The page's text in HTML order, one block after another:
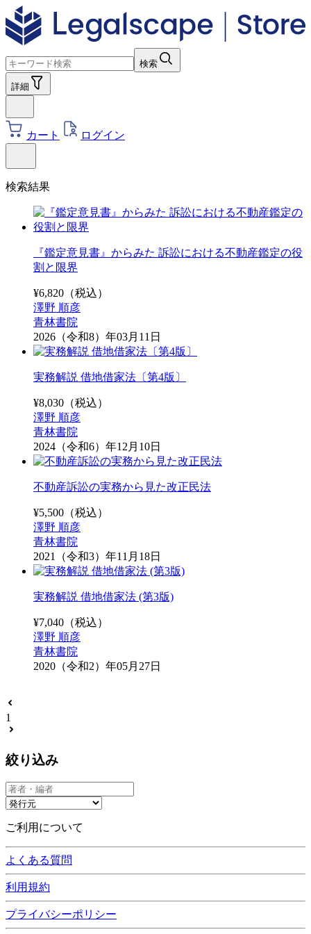
検索
詳細
カート ログイン
検索結果
『鑑定意見書』からみた 訴訟における不動産鑑定の役
割と限界
¥6,820 （税込）
澤野 順彦
青林書院
2026（令和8）年03月11日
実務解説 借地借家法〔第4版〕
¥8,030 （税込）
澤野 順彦
青林書院
2024（令和6）年12月10日
不動産訴訟の実務から見た改正民法
¥5,500 （税込）
澤野 順彦
青林書院
2021（令和3）年11月18日
実務解説 借地借家法 (第3版)
¥7,040 （税込）
澤野 順彦
青林書院
2020（令和2）年05月27日
1
絞り込み
ご利用について
よくある質問
利用規約
プライバシーポリシー